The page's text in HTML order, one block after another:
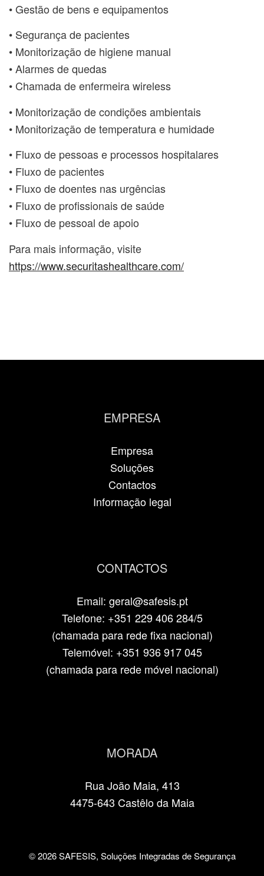
• Gestão de bens e equipamentos
• Segurança de pacientes
• Monitorização de higiene manual
• Alarmes de quedas
• Chamada de enfermeira wireless
• Monitorização de condições ambientais
• Monitorização de temperatura e humidade
• Fluxo de pessoas e processos hospitalares
• Fluxo de pacientes
• Fluxo de doentes nas urgências
• Fluxo de profissionais de saúde
• Fluxo de pessoal de apoio
Para mais informação, visite
https://www.securitashealthcare.com/
EMPRESA
Empresa
Soluções
Contactos
Informação legal
CONTACTOS
Email: geral@safesis.pt
Telefone: +351 229 406 284/5
(chamada para rede fixa nacional)
Telemóvel: +351 936 917 045
(chamada para rede móvel nacional)
MORADA
Rua João Maia, 413
4475-643 Castêlo da Maia
© 2026 SAFESIS, Soluções Integradas de Segurança